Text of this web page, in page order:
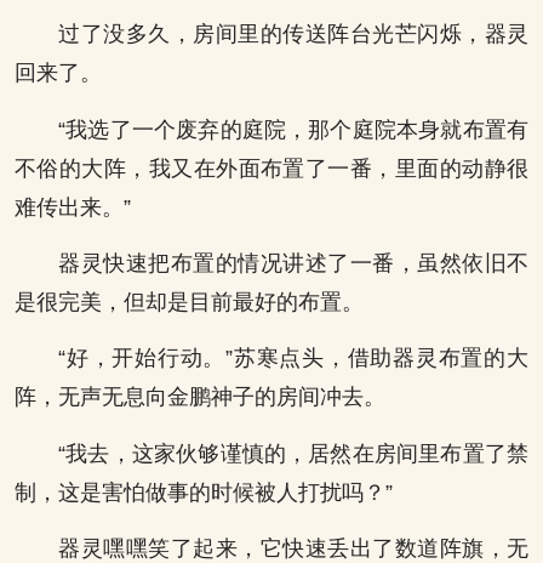
过了没多久，房间里的传送阵台光芒闪烁，器灵
回来了。
“我选了一个废弃的庭院，那个庭院本身就布置有
不俗的大阵，我又在外面布置了一番，里面的动静很
难传出来。”
器灵快速把布置的情况讲述了一番，虽然依旧不
是很完美，但却是目前最好的布置。
“好，开始行动。”苏寒点头，借助器灵布置的大
阵，无声无息向金鹏神子的房间冲去。
“我去，这家伙够谨慎的，居然在房间里布置了禁
制，这是害怕做事的时候被人打扰吗？”
器灵嘿嘿笑了起来，它快速丢出了数道阵旗，无